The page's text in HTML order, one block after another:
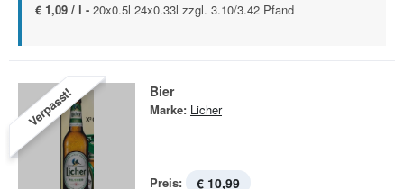
€ 1,09 / l - 20x0.5l 24x0.33l zzgl. 3.10/3.42 Pfand
Verpasst! Bier
Marke: Licher
Preis: € 10,99